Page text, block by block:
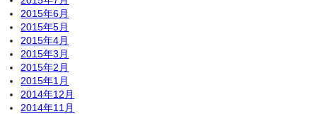
2015年6月
2015年5月
2015年4月
2015年3月
2015年2月
2015年1月
2014年12月
2014年11月